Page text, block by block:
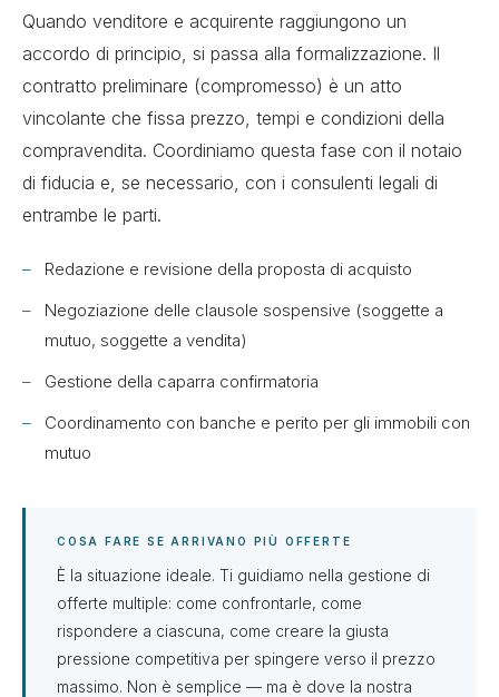
Quando venditore e acquirente raggiungono un
accordo di principio, si passa alla formalizzazione. Il
contratto preliminare (compromesso) è un atto
vincolante che fissa prezzo, tempi e condizioni della
compravendita. Coordiniamo questa fase con il notaio
di fiducia e, se necessario, con i consulenti legali di
entrambe le parti.
Redazione e revisione della proposta di acquisto
Negoziazione delle clausole sospensive (soggette a
mutuo, soggette a vendita)
Gestione della caparra confirmatoria
Coordinamento con banche e perito per gli immobili con
mutuo
COSA FARE SE ARRIVANO PIÙ OFFERTE
È la situazione ideale. Ti guidiamo nella gestione di
offerte multiple: come confrontarle, come
rispondere a ciascuna, come creare la giusta
pressione competitiva per spingere verso il prezzo
massimo. Non è semplice — ma è dove la nostra